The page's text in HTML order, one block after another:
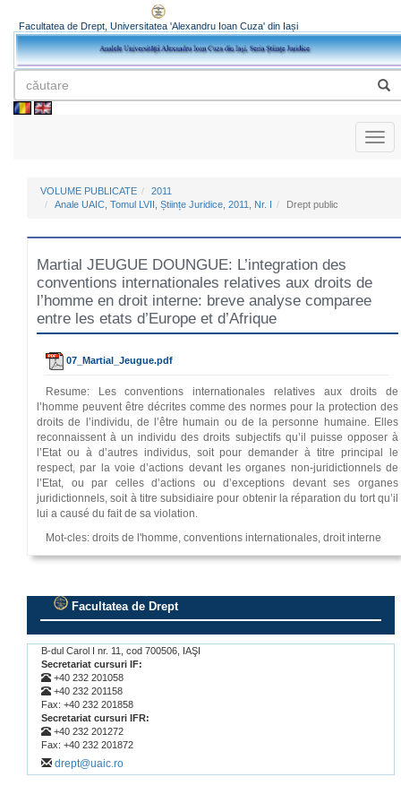
Facultatea de Drept, Universitatea 'Alexandru Ioan Cuza' din Iași
VOLUME PUBLICATE
2011
Anale UAIC, Tomul LVII, Științe Juridice, 2011, Nr. I
Drept public
Martial JEUGUE DOUNGUE: L’integration des
conventions internationales relatives aux droits de
l’homme en droit interne: breve analyse comparee
entre les etats d’Europe et d’Afrique
07_Martial_Jeugue.pdf
Resume: Les conventions internationales relatives aux droits de
l’homme peuvent être décrites comme des normes pour la protection des
droits de l’individu, de l’être humain ou de la personne humaine. Elles
reconnaissent à un individu des droits subjectifs qu’il puisse opposer à
l’Etat ou à d’autres individus, soit pour demander à titre principal le
respect, par la voie d’actions devant les organes non-juridictionnels de
l’Etat, ou par celles d’actions ou d’exceptions devant ses organes
juridictionnels, soit à titre subsidiaire pour obtenir la réparation du tort qu’il
lui a causé du fait de sa violation.
Mot-cles: droits de l'homme, conventions internationales, droit interne
Facultatea de Drept
B-dul Carol I nr. 11, cod 700506, IAŞI
Secretariat cursuri IF:
+40 232 201058
+40 232 201158
Fax: +40 232 201858
Secretariat cursuri IFR:
+40 232 201272
Fax: +40 232 201872
drept@uaic.ro